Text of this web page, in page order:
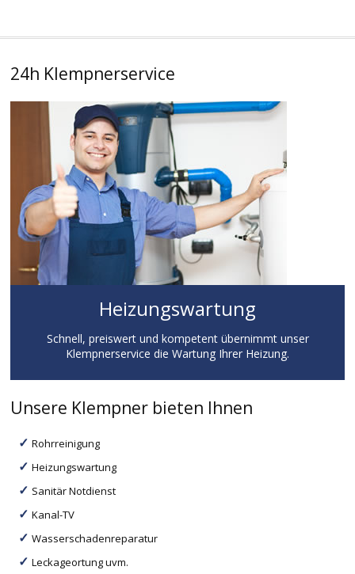
24h Klempnerservice
Heizungswartung
Schnell, preiswert und kompetent übernimmt unser
Klempnerservice die Wartung Ihrer Heizung.
Unsere Klempner bieten Ihnen
Rohrreinigung
Heizungswartung
Sanitär Notdienst
Kanal-TV
Wasserschadenreparatur
Leckageortung uvm.